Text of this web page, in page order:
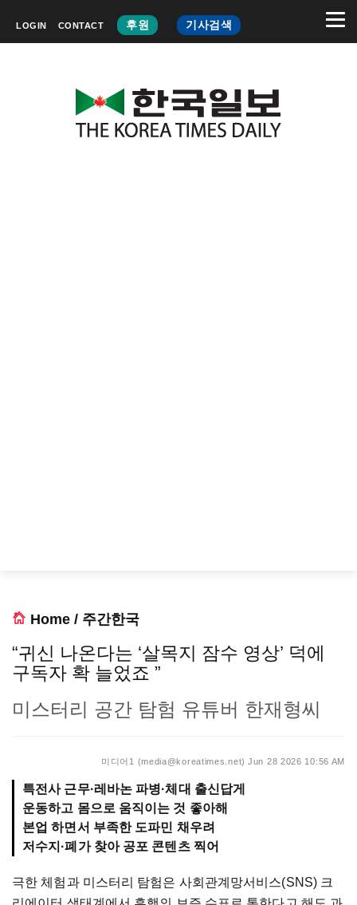
LOGIN CONTACT 후원 기사검색
Home / 주간한국
“귀신 나온다는 ‘살목지 잠수 영상’ 덕에
구독자 확 늘었죠 ”
미스터리 공간 탐험 유튜버 한재형씨
미디어1 (media@koreatimes.net) Jun 28 2026 10:56 AM
특전사 근무·레바논 파병·체대 출신답게
운동하고 몸으로 움직이는 것 좋아해
본업 하면서 부족한 도파민 채우려
저수지·폐가 찾아 공포 콘텐츠 찍어
극한 체험과 미스터리 탐험은 사회관계망서비스(SNS) 크